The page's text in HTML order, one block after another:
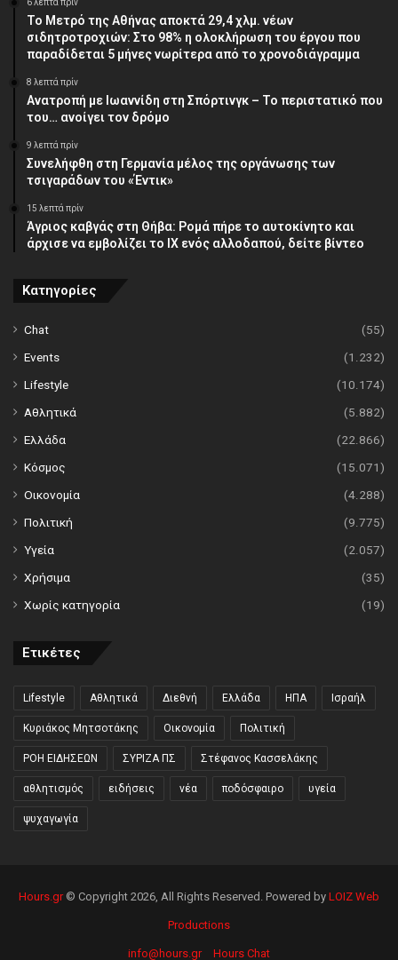
6 λεπτά πρίν
Το Μετρό της Αθήνας αποκτά 29,4 χλμ. νέων
σιδητροτροχιών: Στο 98% η ολοκλήρωση του έργου που
παραδίδεται 5 μήνες νωρίτερα από το χρονοδιάγραμμα
8 λεπτά πρίν
Ανατροπή με Ιωαννίδη στη Σπόρτινγκ – Το περιστατικό που
του… ανοίγει τον δρόμο
9 λεπτά πρίν
Συνελήφθη στη Γερμανία μέλος της οργάνωσης των
τσιγαράδων του «Έντικ»
15 λεπτά πρίν
Άγριος καβγάς στη Θήβα: Ρομά πήρε το αυτοκίνητο και
άρχισε να εμβολίζει το ΙΧ ενός αλλοδαπού, δείτε βίντεο
Κατηγορίες
Chat
(55)
Events
(1.232)
Lifestyle
(10.174)
Αθλητικά
(5.882)
Ελλάδα
(22.866)
Κόσμος
(15.071)
Οικονομία
(4.288)
Πολιτική
(9.775)
Υγεία
(2.057)
Χρήσιμα
(35)
Χωρίς κατηγορία
(19)
Ετικέτες
Lifestyle Αθλητικά Διεθνή Ελλάδα ΗΠΑ Ισραήλ
Κυριάκος Μητσοτάκης Οικονομία Πολιτική
ΡΟΗ ΕΙΔΗΣΕΩΝ ΣΥΡΙΖΑ ΠΣ Στέφανος Κασσελάκης
αθλητισμός ειδήσεις νέα ποδόσφαιρο υγεία
ψυχαγωγία
Hours.gr© Copyright 2026, All Rights Reserved. Powered by LOIZ Web
Productions
info@hours.gr Hours Chat